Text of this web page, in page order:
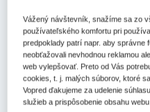
xxxxx xxx xxxxxxx
xxxxxxxxxxx xxxxxxxxxx
xxxxxxxxxxxxx xxxxxx xx
Úrad pre verejné obstarávanie
stanovisko k aplikácii zákona
Vážený návštevník, snažíme sa zo
používateľského komfortu pri
predpoklady patrí napr. aby správne
neobťažovali nevhodnou reklamou
web vylepšovať. Preto od Vás
cookies, t. j. malých súborov, ktoré
Vopred ďakujeme za udelenie
služieb a prispôsobenie obsahu